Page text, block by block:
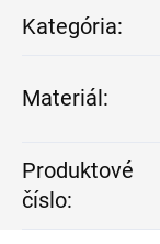
Kategória:
Materiál:
Produktové
číslo: